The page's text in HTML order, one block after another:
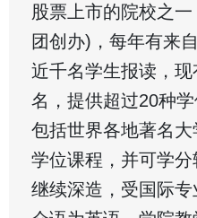
股票上市的院校之
团创办)，每年有来
近千名学生报读，
名，提供超过20种
包括世界各地著名
学位课程，并可学
继续深造，受国际